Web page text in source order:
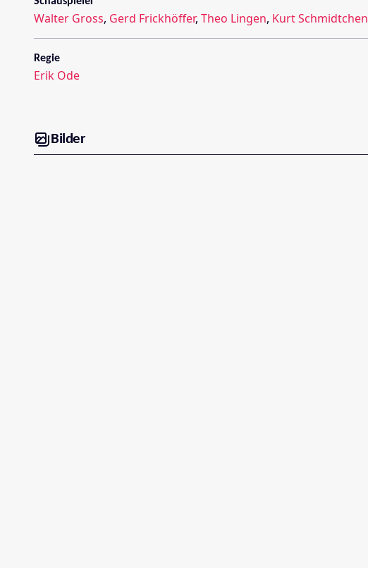
Walter Gross, Gerd Frickhöffer, Theo Lingen, Kurt Schmidtchen
Regie
Erik Ode
Bilder